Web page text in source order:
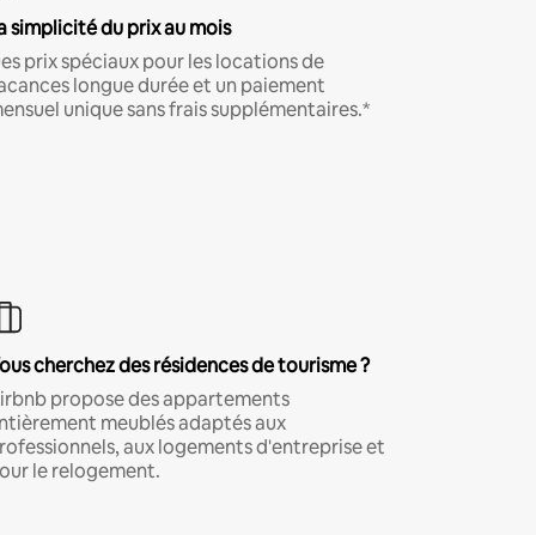
simplicité du prix au mois
prix spéciaux pour les locations de
longue durée et un paiement
unique sans frais supplémentaires.*
cherchez des résidences de tourisme ?
propose des appartements
meublés adaptés aux
aux logements d'entreprise et
le relogement.